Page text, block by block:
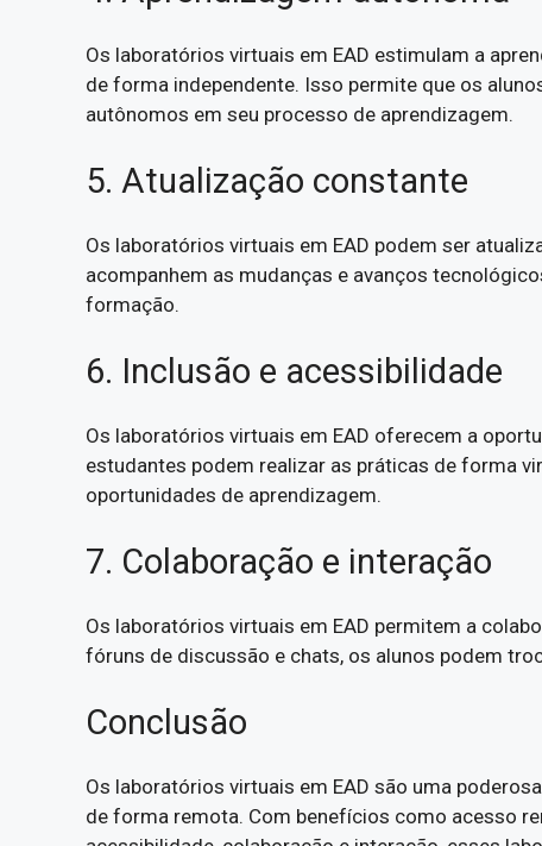
Os laboratórios virtuais em EAD estimulam a
de forma independente. Isso permite que os
autônomos em seu processo de aprendizagem.
5. Atualização constante
Os laboratórios virtuais em EAD podem ser
acompanhem as mudanças e avanços
formação.
6. Inclusão e acessibilidade
Os laboratórios virtuais em EAD oferecem a
estudantes podem realizar as práticas de forma
oportunidades de aprendizagem.
7. Colaboração e interação
Os laboratórios virtuais em EAD permitem a
fóruns de discussão e chats, os alunos podem
Conclusão
Os laboratórios virtuais em EAD são uma
de forma remota. Com benefícios como acesso